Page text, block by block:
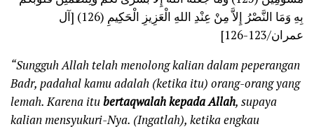
بِهِ وَمَا النَّصْرُ إِلاَّ مِنْ عِنْدِ اللهِ الْعَزِيزِ الْحَكِيمِ (126) [آل
عمران/123-126]
“Sungguh Allah telah menolong kalian dalam peperangan
Badr, padahal kamu adalah (ketika itu) orang-orang yang
lemah. Karena itubertaqwalah kepada Allah, supaya
kalian mensyukuri-Nya. (Ingatlah), ketika engkau